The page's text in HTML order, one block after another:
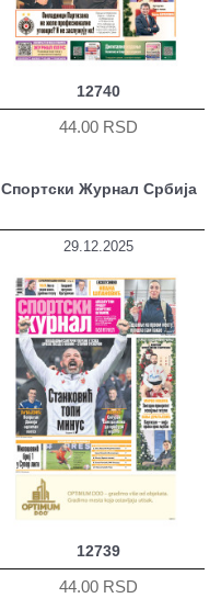
12740
44.00 RSD
Спортски Журнал Србија
29.12.2025
12739
44.00 RSD